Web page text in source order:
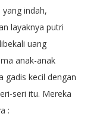
indah,
layaknya putri
uang
anak-anak
gadis kecil dengan
seri itu. Mereka
: